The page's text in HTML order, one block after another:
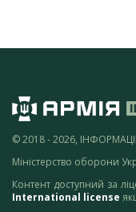
© 2018 - 2026,
Міністерство оборони
Контент доступний за
International license